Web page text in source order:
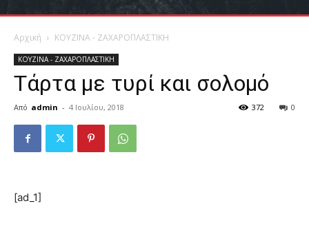
Αρχική ΚΟΥΖΙΝΑ - ΖΑΧΑΡΟΠΛΑΣΤΙΚΗ
ΚΟΥΖΙΝΑ - ΖΑΧΑΡΟΠΛΑΣΤΙΚΗ
Τάρτα με τυρί και σολομό
Από admin - 4 Ιουλίου, 2018 0
372
[ad_1]